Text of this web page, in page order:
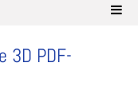
3D PDF-